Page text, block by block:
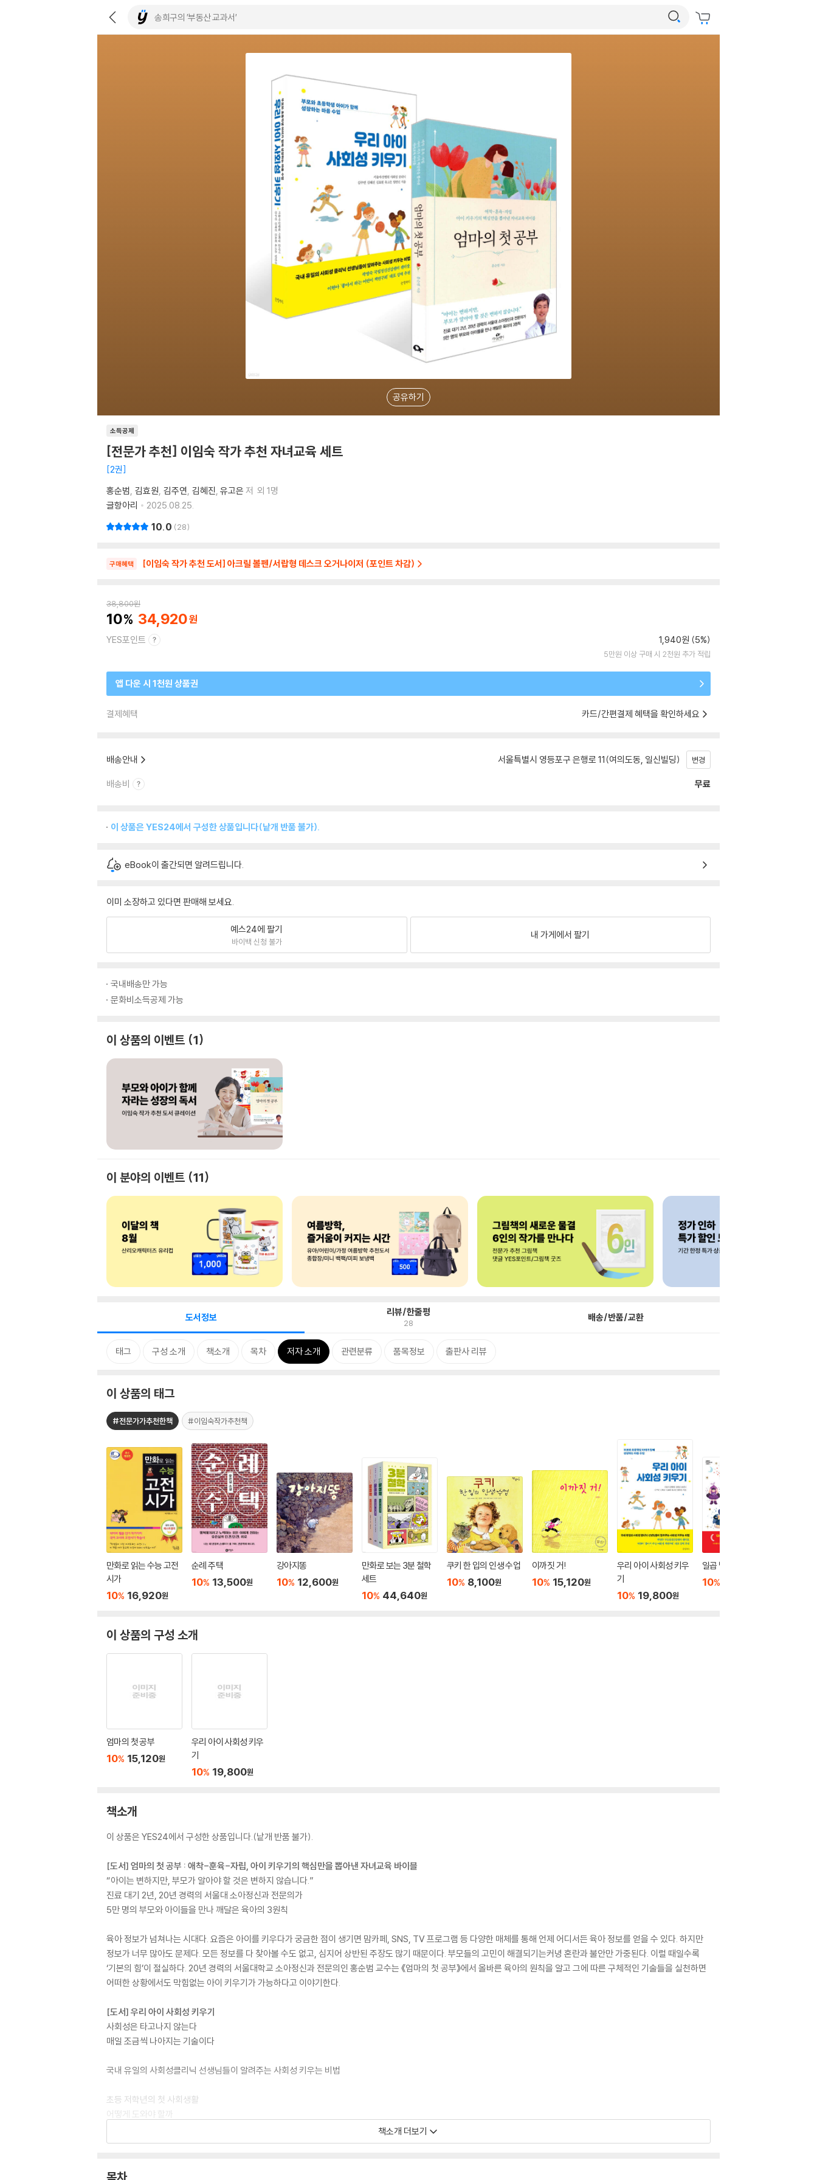
공유하기
소득공제
[전문가 추천] 이임숙 작가 추천 자녀교육 세트
2권
홍순범 김효원 김주연 김혜진 유고은 저 외 1명
글항아리
2025.08.25.
10.0 28
구매혜택 [이임숙 작가 추천 도서] 아크릴 볼펜/서랍형 데스크 오거나이저 (포인트 차감)
38,800원
10 34,920
YES포인트 1,940원 (5%)
5만원 이상 구매 시 2천원 추가 적립
앱 다운 시 1천원 상품권
결제혜택 카드/간편결제 혜택을 확인하세요
배송안내 서울특별시 영등포구 은행로 11(여의도동, 일신빌딩) 변경
배송비 무료
이 상품은 YES24에서 구성한 상품입니다(낱개 반품 불가).
eBook이 출간되면 알려드립니다.
이미 소장하고 있다면 판매해 보세요.
예스24에 팔기
바이백 신청 불가
내 가게에서 팔기
국내배송만 가능
문화비소득공제 가능
이 상품의 이벤트 1
이 분야의 이벤트 11
도서정보 리뷰/한줄평
28 배송/반품/교환
태그 구성 소개 책소개 목차 저자 소개 관련분류 품목정보 출판사 리뷰
이 상품의 태그
#전문가가추천한책 #이임숙작가추천책
만화로 읽는 수능 고전
시가
10% 16,920원
순례 주택
10% 13,500원
강아지똥
10% 12,600원
만화로 보는 3분 철학
세트
10% 44,640원
쿠키 한 입의 인생 수업
10% 8,100원
이까짓 거!
10% 15,120원
우리 아이 사회성 키우
기
10% 19,800원
일곱 빛깔 감정 나라
10%
이 상품의 구성 소개
엄마의 첫 공부
10% 15,120원
우리 아이 사회성 키우
기
10% 19,800원
책소개
이 상품은 YES24에서 구성한 상품입니다.(낱개 반품 불가).
[도서] 엄마의 첫 공부 : 애착-훈육-자립, 아이 키우기의 핵심만을 뽑아낸 자녀교육 바이블
“아이는 변하지만, 부모가 알아야 할 것은 변하지 않습니다.”
진료 대기 2년, 20년 경력의 서울대 소아정신과 전문의가
5만 명의 부모와 아이들을 만나 깨달은 육아의 3원칙
육아 정보가 넘쳐나는 시대다. 요즘은 아이를 키우다가 궁금한 점이 생기면 맘카페, SNS, TV 프로그램 등 다양한 매체를 통해 언제 어디서든 육아 정보를 얻을 수 있다. 하지만
정보가 너무 많아도 문제다. 모든 정보를 다 찾아볼 수도 없고, 심지어 상반된 주장도 많기 때문이다. 부모들의 고민이 해결되기는커녕 혼란과 불안만 가중된다. 이럴 때일수록
‘기본의 힘’이 절실하다. 20년 경력의 서울대학교 소아정신과 전문의인 홍순범 교수는 《엄마의 첫 공부》에서 올바른 육아의 원칙을 알고 그에 따른 구체적인 기술들을 실천하면
어떠한 상황에서도 막힘없는 아이 키우기가 가능하다고 이야기한다.
[도서] 우리 아이 사회성 키우기
사회성은 타고나지 않는다
매일 조금씩 나아지는 기술이다
국내 유일의 사회성클리닉 선생님들이 알려주는 사회성 키우는 비법
초등 저학년의 첫 사회생활
어떻게 도와야 할까
초등학교에 입학했거나 입학 예정인 자녀의 부모는 갖은 걱정에 시달린다. 아이가 친구를 못 사귀면 어쩌지, 선생님과 불화하면 어쩌지, 적응을 못 하면 어쩌지…… 여러 걱정을
떻게 키워줄 수 있을까? 아이의 첫 사회생활을 돕기 위해 부모는 무엇을 할 수 있을까?
책소개 더보기
목차